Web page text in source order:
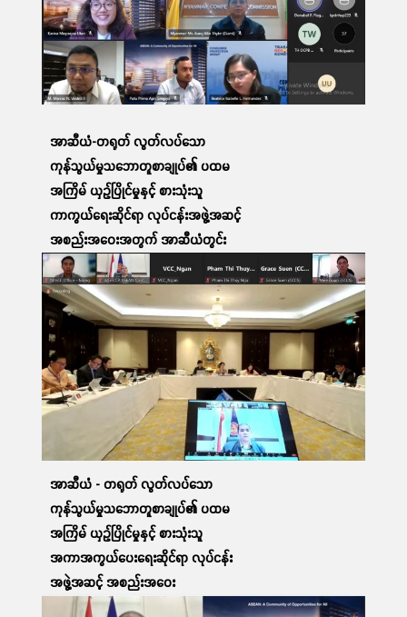
အာဆီယံ-တရုတ် လွတ်လပ်သော
ကုန်သွယ်မှုသဘောတူစာချုပ်၏ ပထမ
အကြိမ် ယှဉ်ပြိုင်မှုနှင့် စားသုံးသူ
ကာကွယ်ရေးဆိုင်ရာ လုပ်ငန်းအဖွဲ့အဆင့်
အစည်းအဝေးအတွက် အာဆီယံတွင်း
ညှိနှိုင်းဆွေးနွေးပွဲ တက်ရောက်ခြင်း
03 Apr, 2023
ဆက်လက်ဖတ်ရှု့ရန်
အာဆီယံ - တရုတ် လွတ်လပ်သော
ကုန်သွယ်မှုသဘောတူစာချုပ်၏ ပထမ
အကြိမ် ယှဉ်ပြိုင်မှုနှင့် စားသုံးသူ
အကာအကွယ်ပေးရေးဆိုင်ရာ လုပ်ငန်း
အဖွဲ့အဆင့် အစည်းအဝေး
တက်ရောက်ခြင်း
ဆက်လက်ဖတ်ရှု့ရန်